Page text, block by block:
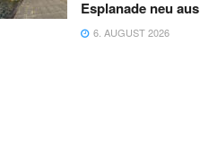
Esplanade neu aus
6. AUGUST 2026